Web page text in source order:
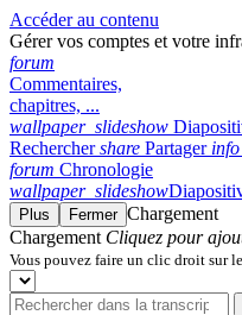
Accéder au contenu
Gérer vos comptes et votre
forum
Commentaires,
chapitres, ...
wallpaper_slideshow
Rechercher share Partager info
forum Chronologie
wallpaper_slideshow
Plus Fermer Chargement
Chargement Cliquez pour
Vous pouvez faire un clic droit sur